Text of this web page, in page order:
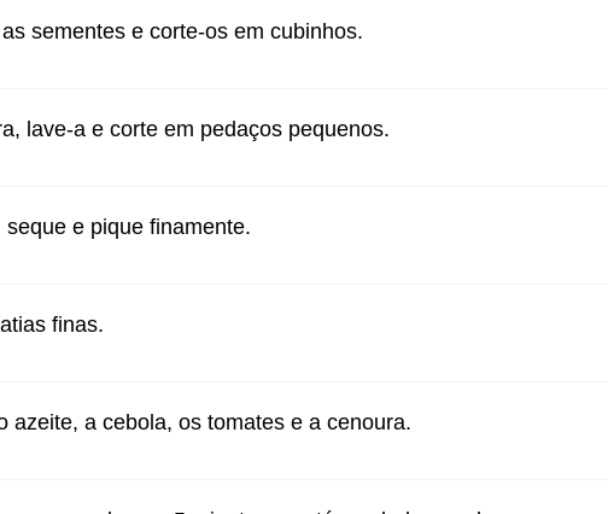
sementes e corte-os em cubinhos.
lave-a e corte em pedaços pequenos.
e pique finamente.
finas.
azeite, a cebola, os tomates e a cenoura.